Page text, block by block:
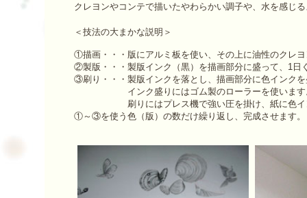
クレヨンやコンテで描いたやわらかい調子や、水を感じ
＜技法の大まかな説明＞
①描画・・・版にアルミ板を使い、その上に油性のクレ
②製版・・・製版インク（黒）を描画部分に盛って、1日
③刷り・・・製版インクを落とし、描画部分に色インク
インク盛りにはゴム製のローラーを使います
刷りにはプレス機で強い圧を掛け、紙に色イン
①～③を使う色（版）の数だけ繰り返し、完成させます。